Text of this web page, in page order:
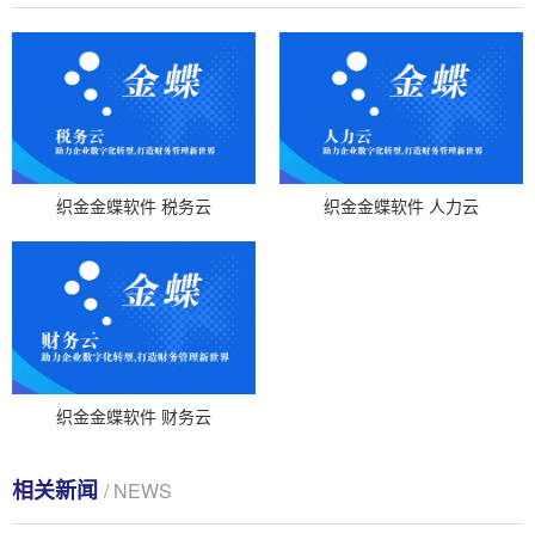
织金金蝶软件 税务云 织金金蝶软件 人力云
织金金蝶软件 财务云
相关新闻 / NEWS